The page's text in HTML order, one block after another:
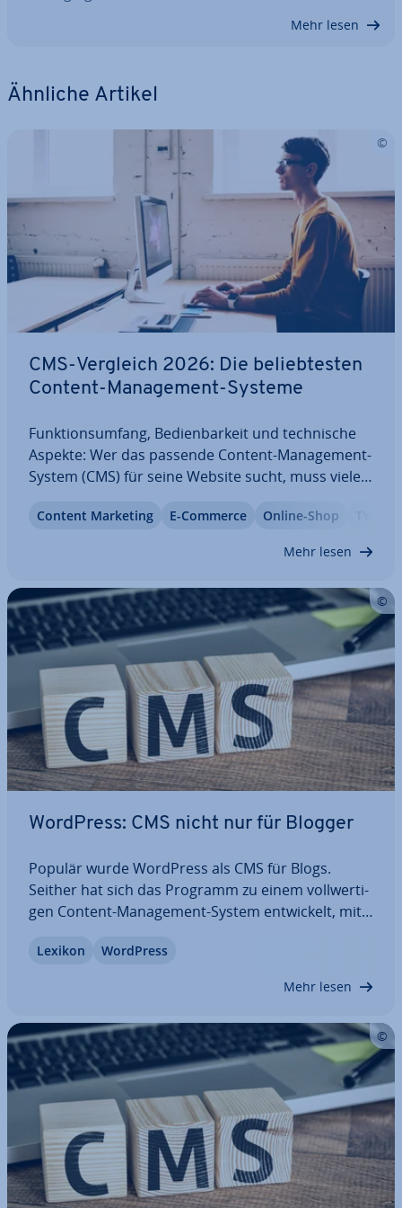
Mehr lesen
Ähnliche Artikel
CMS-Vergleich 2026: Die be­lieb­tes­ten
Content-Ma­nage­ment-Systeme
Funk­ti­ons­um­fang, Be­dien­bar­keit und tech­ni­sche
Aspekte: Wer das passende Content-Ma­nage­ment-
System (CMS) für seine Website sucht, muss viele
kleinen Blog und einer großen Un­ter­neh­mens-
Content Marketing E-Commerce Online-Shop
Mehr lesen
WordPress: CMS nicht nur für Blogger
Populär wurde WordPress als CMS für Blogs.
Seither hat sich das Programm zu einem voll­wer­ti­
gen Content-Ma­nage­ment-System ent­wi­ckelt, mit
lassen. Aufgrund des hohen Be­kannt­heits­gra­des
Lexikon WordPress
Mehr lesen